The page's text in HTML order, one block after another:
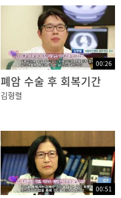
00:26
폐암 수술 후 회복기간
김형렬
00:51